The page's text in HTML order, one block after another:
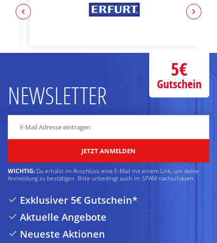
NEWSLETTER
JETZT ANMELDEN
WICHTIG: Du erhälst im Anschluss eine E-Mail mit einem Link, um deine
Anmeldung zu bestätigen. Bitte unbedingt auch im SPAM nachschauen
Exklusiver 5€ Gutschein*
Aktuelle Angebote
Neueste Aktionen
5€
Gutschein